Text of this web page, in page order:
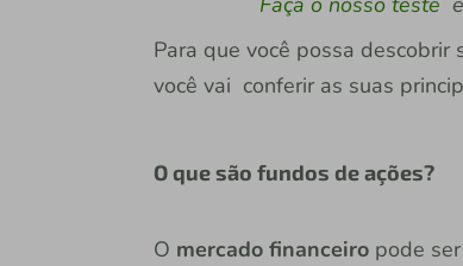
Para que você possa
você vai conferir as suas
O que são fundos de ações?
O mercado financeiropode ser